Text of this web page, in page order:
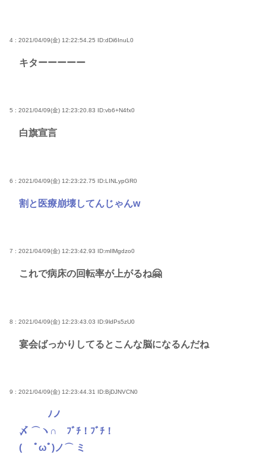
4 : 2021/04/09(金) 12:22:54.25 ID:dDi6InuL0
キターーーーー
5 : 2021/04/09(金) 12:23:20.83 ID:vb6+N4fx0
白旗宣言
6 : 2021/04/09(金) 12:23:22.75 ID:LINLypGR0
割と医療崩壊してんじゃんw
7 : 2021/04/09(金) 12:23:42.93 ID:mIlMgdzo0
これで病床の回転率が上がるね🤗
8 : 2021/04/09(金) 12:23:43.03 ID:9ldPs5zU0
宴会ばっかりしてるとこんな脳になるんだね
9 : 2021/04/09(金) 12:23:44.31 ID:BjDJNVCN0
ﾉノ
〆 ⌒ヽ∩ ﾌﾞﾁ！ﾌﾞﾁ！
( ﾟωﾟ)ノ⌒ ミ